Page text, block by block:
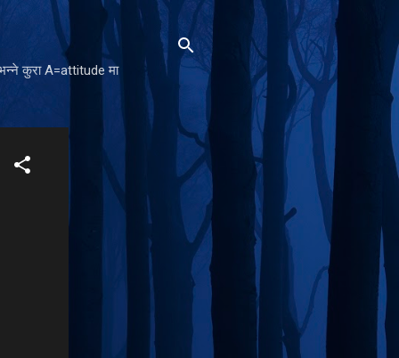
कुरा A=attitude मा